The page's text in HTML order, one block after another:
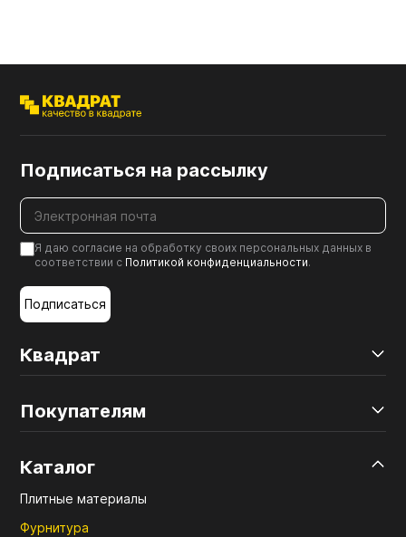
Квадрат
Покупателям
Каталог
Плитные материалы
Фурнитура
Подписаться на рассылку
Я даю согласие на обработку своих персональных данных в
соответствии с Политикой конфиденциальности.
Подписаться